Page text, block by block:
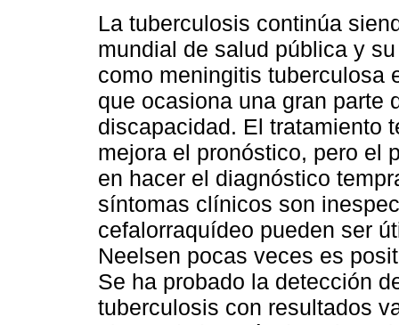
La tuberculosis continúa
mundial de salud pública y
como meningitis tuberculosa
que ocasiona una gran parte
discapacidad. El tratamiento
mejora el pronóstico, pero el
en hacer el diagnóstico
síntomas clínicos son
cefalorraquídeo pueden ser
Neelsen pocas veces es
Se ha probado la detección
tuberculosis con resultados